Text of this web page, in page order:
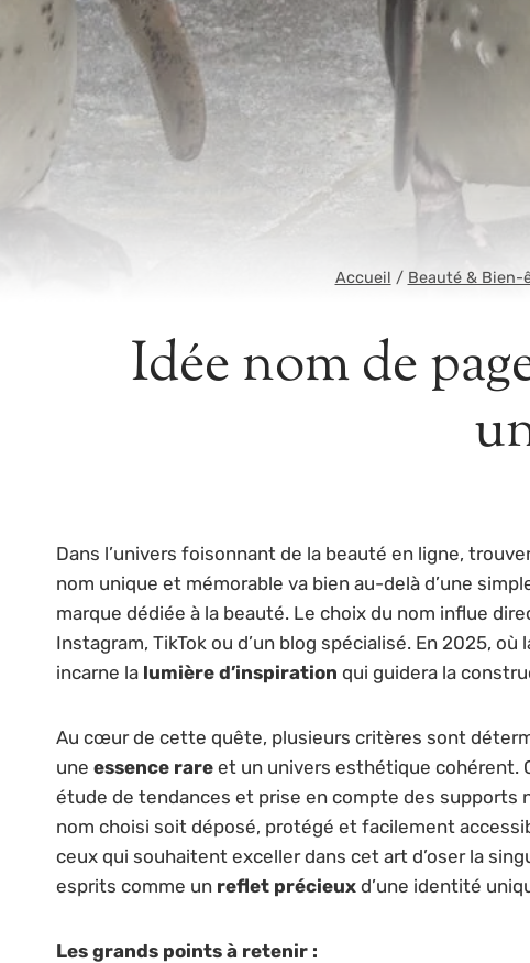
Accueil / Beauté & Bien-
Idée nom de
Dans l’univers foisonnant de la beauté en ligne,
nom unique et mémorable va bien au-delà d’une
marque dédiée à la beauté. Le choix du nom influe
Instagram, TikTok ou d’un blog spécialisé. En 2025,
incarne la lumière d’inspiration qui guidera la
Au cœur de cette quête, plusieurs critères sont
une essence rare et un univers esthétique cohérent.
étude de tendances et prise en compte des supports
nom choisi soit déposé, protégé et facilement
ceux qui souhaitent exceller dans cet art d’oser la
esprits comme un reflet précieux d’une identité
Les grands points à retenir :